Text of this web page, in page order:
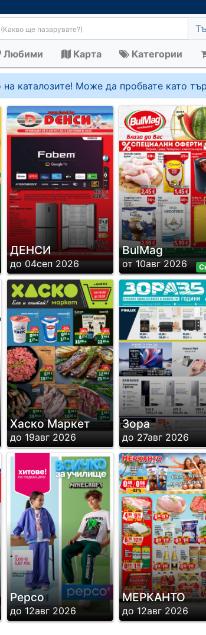
Любими Карта Категории
каталозите! Може да пробвате като
ДЕНСИ
до 04сеп 2026
BulMag
от 10авг 2026
Хаско Маркет
до 19авг 2026
Зора
до 27авг 2026
Pepco
до 12авг 2026
МЕРКАНТО
до 12авг 2026